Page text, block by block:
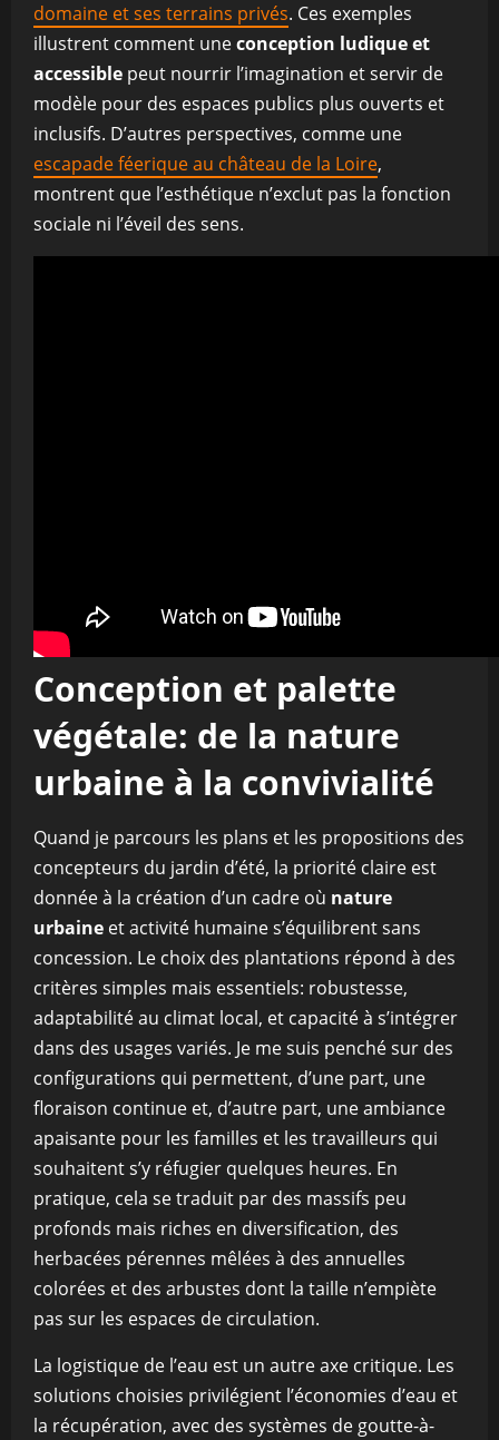
domaine et ses terrains privés. Ces exemples
illustrent comment uneconception ludique et
accessible peut nourrir l’imagination et servir de
modèle pour des espaces publics plus ouverts et
inclusifs. D’autres perspectives, comme une
escapade féerique au château de la Loire,
montrent que l’esthétique n’exclut pas la fonction
sociale ni l’éveil des sens.
Conception et palette
végétale: de la nature
urbaine à la convivialité
Quand je parcours les plans et les propositions des
concepteurs du jardin d’été, la priorité claire est
donnée à la création d’un cadre où nature
urbaine et activité humaine s’équilibrent sans
concession. Le choix des plantations répond à des
critères simples mais essentiels: robustesse,
adaptabilité au climat local, et capacité à s’intégrer
dans des usages variés. Je me suis penché sur des
configurations qui permettent, d’une part, une
floraison continue et, d’autre part, une ambiance
apaisante pour les familles et les travailleurs qui
souhaitent s’y réfugier quelques heures. En
pratique, cela se traduit par des massifs peu
profonds mais riches en diversification, des
herbacées pérennes mêlées à des annuelles
colorées et des arbustes dont la taille n’empiète
pas sur les espaces de circulation.
La logistique de l’eau est un autre axe critique. Les
solutions choisies privilégient l’économies d’eau et
la récupération, avec des systèmes de goutte-à-